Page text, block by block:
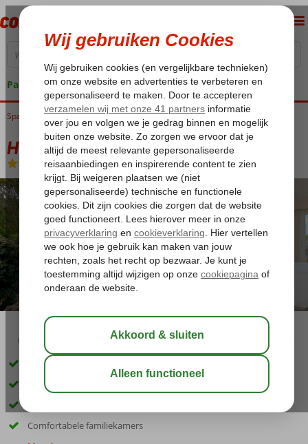
Pakketgarantie
Home
Spanje Balearen Mallorca Sa Coma HM Mar Blau
HM Mar Blau
Logies-Hotel
02:30 aug 30°C
Zandstrand op slecht 600 m lopen
Heerlijke wellness om te ontspannen
Comfortabele familiekamers